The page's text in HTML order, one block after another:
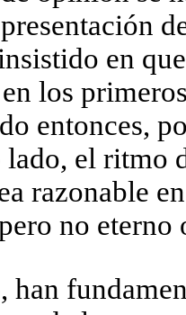
en
los
entonces,
el ritmo
razonable
no